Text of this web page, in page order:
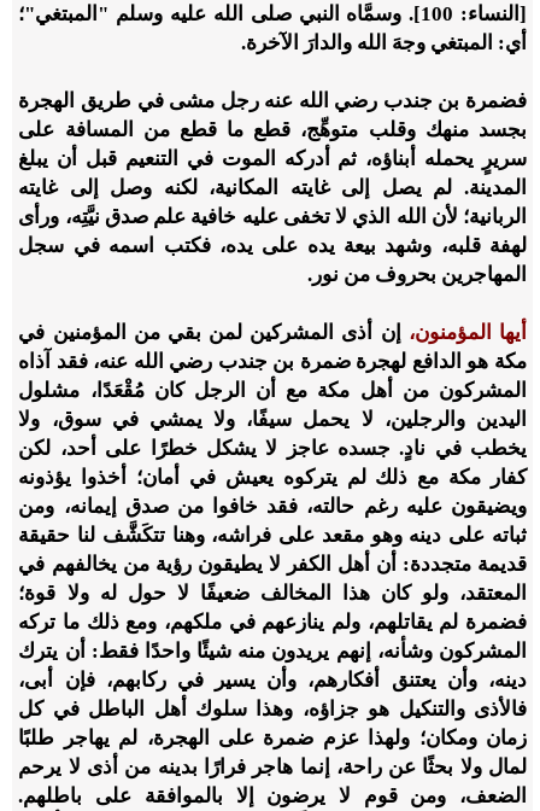
[النساء: 100]. وسمَّاه النبي صلى الله عليه وسلم "المبتغي"؛
أي: المبتغي وجهَ الله والدارَ الآخرة.
فضمرة بن جندب رضي الله عنه رجل مشى في طريق الهجرة
بجسد منهك وقلب متوهِّج، قطع ما قطع من المسافة على
سريرٍ يحمله أبناؤه، ثم أدركه الموت في التنعيم قبل أن يبلغ
المدينة. لم يصل إلى غايته المكانية، لكنه وصل إلى غايته
الربانية؛ لأن الله الذي لا تخفى عليه خافية علم صدق نيَّتِه، ورأى
لهفة قلبه، وشهد بيعة يده على يده، فكتب اسمه في سجل
المهاجرين بحروف من نور.
أيها المؤمنون،
إن أذى المشركين لمن بقي من المؤمنين في
مكة هو الدافع لهجرة ضمرة بن جندب رضي الله عنه، فقد آذاه
المشركون من أهل مكة مع أن الرجل كان مُقْعَدًا، مشلول
اليدين والرجلين، لا يحمل سيفًا، ولا يمشي في سوق، ولا
يخطب في نادٍ. جسده عاجز لا يشكل خطرًا على أحد، لكن
كفار مكة مع ذلك لم يتركوه يعيش في أمان؛ أخذوا يؤذونه
ويضيقون عليه رغم حالته، فقد خافوا من صدق إيمانه، ومن
ثباته على دينه وهو مقعد على فراشه، وهنا تتكَشَّف لنا حقيقة
قديمة متجددة: أن أهل الكفر لا يطيقون رؤية من يخالفهم في
المعتقد، ولو كان هذا المخالف ضعيفًا لا حول له ولا قوة؛
فضمرة لم يقاتلهم، ولم ينازعهم في ملكهم، ومع ذلك ما تركه
المشركون وشأنه، إنهم يريدون منه شيئًا واحدًا فقط: أن يترك
دينه، وأن يعتنق أفكارهم، وأن يسير في ركابهم، فإن أبى،
فالأذى والتنكيل هو جزاؤه، وهذا سلوك أهل الباطل في كل
زمان ومكان؛ ولهذا عزم ضمرة على الهجرة، لم يهاجر طلبًا
لمال ولا بحثًا عن راحة، إنما هاجر فرارًا بدينه من أذى لا يرحم
الضعف، ومن قوم لا يرضون إلا بالموافقة على باطلهم.